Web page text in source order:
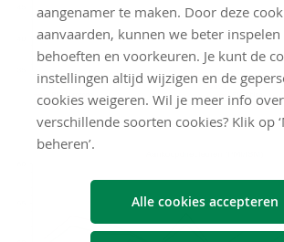
aangenamer te maken. Door deze
aanvaarden, kunnen we beter
behoeften en voorkeuren. Je kunt de
instellingen altijd wijzigen en de
cookies weigeren. Wil je meer info
verschillende soorten cookies? Klik op
beheren’.
Alle cookies accepteren